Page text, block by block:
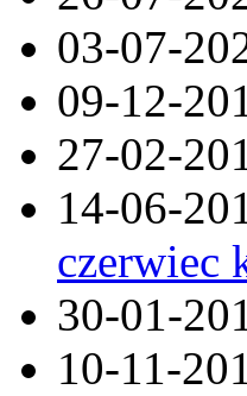
03-07-
09-12-
27-02-
14-06-
czerwiec
30-01-
10-11-